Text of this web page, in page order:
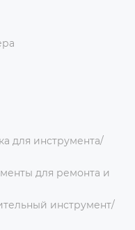
для инструмента/
для ремонта и
инструмент/